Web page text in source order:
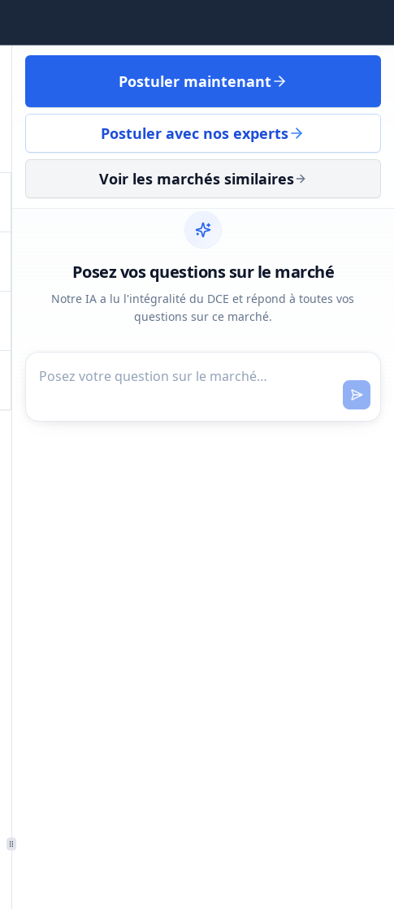
Postuler maintenant
Postuler avec nos experts
Voir les marchés similaires
Posez vos questions sur le marché
Notre IA a lu l'intégralité du DCE et répond à toutes vos
questions sur ce marché.